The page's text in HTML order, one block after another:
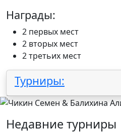
Награды:
2 первых мест
2 вторых мест
2 третьих мест
Турниры:
Недавние турниры